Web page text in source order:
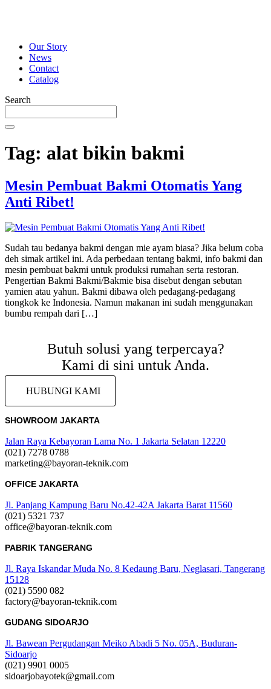
Our Story
News
Contact
Catalog
Search
Tag: alat bikin bakmi
Mesin Pembuat Bakmi Otomatis Yang
Anti Ribet!
Sudah tau bedanya bakmi dengan mie ayam biasa? Jika belum coba
deh simak artikel ini. Ada perbedaan tentang bakmi, info bakmi dan
mesin pembuat bakmi untuk produksi rumahan serta restoran.
Pengertian Bakmi Bakmi/Bakmie bisa disebut dengan sebutan
yamien atau yahun. Bakmi dibawa oleh pedagang-pedagang
tiongkok ke Indonesia. Namun makanan ini sudah menggunakan
bumbu rempah dari […]
Butuh solusi yang terpercaya?
Kami di sini untuk Anda.
HUBUNGI KAMI
SHOWROOM JAKARTA
Jalan Raya Kebayoran Lama No. 1 Jakarta Selatan 12220
(021) 7278 0788
marketing@bayoran-teknik.com
OFFICE JAKARTA
Jl. Panjang Kampung Baru No.42-42A Jakarta Barat 11560
(021) 5321 737
office@bayoran-teknik.com
PABRIK TANGERANG
Jl. Raya Iskandar Muda No. 8 Kedaung Baru, Neglasari, Tangerang
15128
(021) 5590 082
factory@bayoran-teknik.com
GUDANG SIDOARJO
Jl. Bawean Pergudangan Meiko Abadi 5 No. 05A, Buduran-
Sidoarjo
(021) 9901 0005
sidoarjobayotek@gmail.com